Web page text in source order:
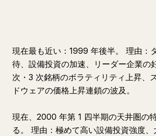
現在最も近い：1999 年後半。 理由：
待、設備投資の加速、リーダー企業の
次・3 次銘柄のボラティリティ上昇、
ドウェアの価格上昇連鎖の波及。
現在、2000 年第 1 四半期の天井圏の
る。 理由：極めて高い設備投資強度